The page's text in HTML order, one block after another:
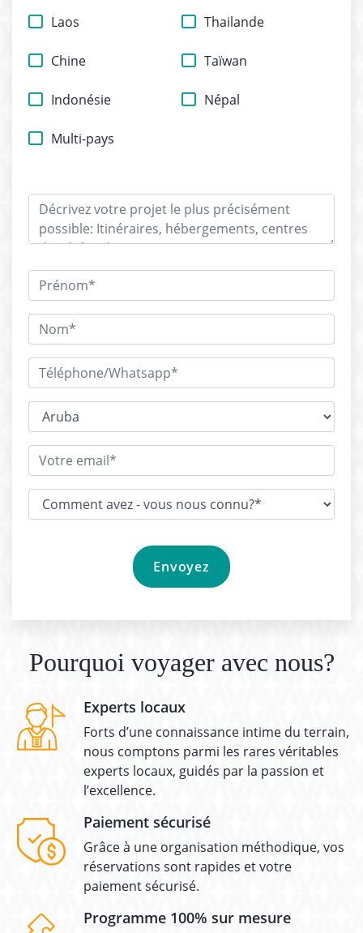
Laos Thailande
Chine Taïwan
Indonésie Népal
Multi-pays
Pourquoi voyager avec nous?
Experts locaux
Forts d’une connaissance intime du terrain,
nous comptons parmi les rares véritables
experts locaux, guidés par la passion et
l’excellence.
Paiement sécurisé
Grâce à une organisation méthodique, vos
réservations sont rapides et votre
paiement sécurisé.
Programme 100% sur mesure